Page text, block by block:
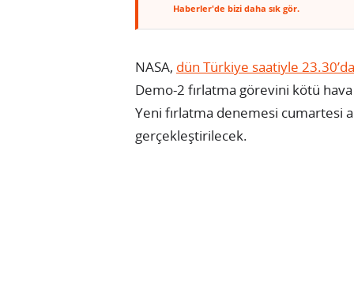
Haberler'de bizi daha sık gör.
NASA, dün Türkiye saatiyle
Demo-2 fırlatma görevini kötü
Yeni fırlatma denemesi cumartesi
gerçekleştirilecek.